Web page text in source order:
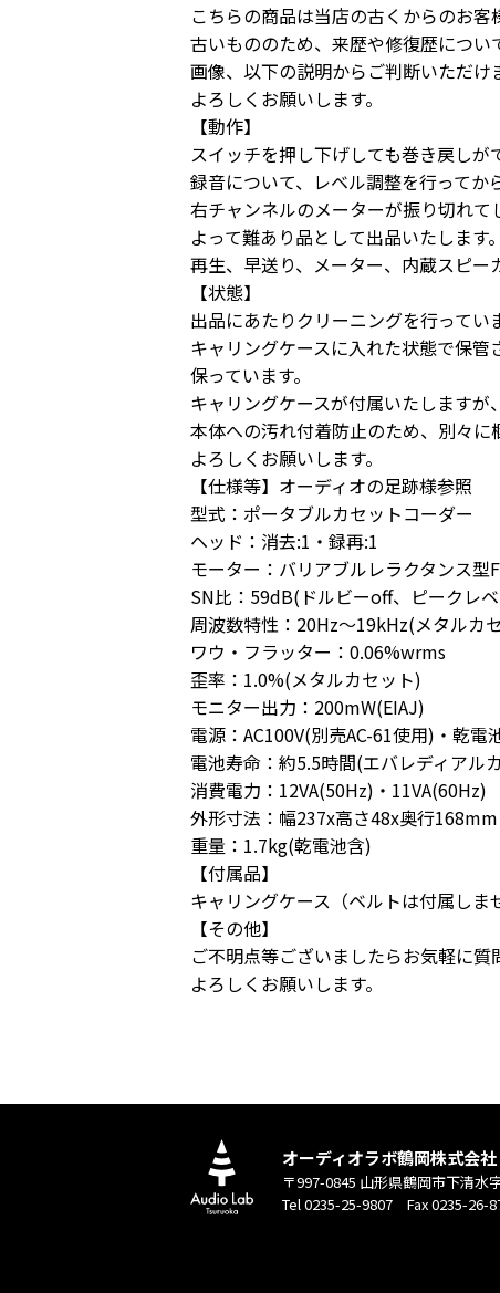
こちらの商品は当店の古くからのお客
古いもののため、来歴や修復歴につい
画像、以下の説明からご判断いただけ
よろしくお願いします。
【動作】
スイッチを押し下げしても巻き戻しが
録音について、レベル調整を行って
右チャンネルのメーターが振り切れて
よって難あり品として出品いたします。
再生、早送り、メーター、内蔵スピー
【状態】
出品にあたりクリーニングを行ってい
キャリングケースに入れた状態で保
保っています。
キャリングケースが付属いたしますが
本体への汚れ付着防止のため、別々に
よろしくお願いします。
【仕様等】オーディオの足跡様参照
型式：ポータブルカセットコーダー
ヘッド：消去:1・録再:1
モーター：バリアブルレラクタンス
SN比：59dB(ドルビーoff、ピークレ
周波数特性：20Hz～19kHz(メタルカ
ワウ・フラッター：0.06%wrms
歪率：1.0%(メタルカセット)
モニター出力：200mW(EIAJ)
電源：AC100V(別売AC-61使用)・乾
電池寿命：約5.5時間(エバレディアル
消費電力：12VA(50Hz)・11VA(60Hz)
外形寸法：幅237x高さ48x奥行168mm
重量：1.7kg(乾電池含)
【付属品】
キャリングケース（ベルトは付属しま
【その他】
ご不明点等ございましたらお気軽に質
よろしくお願いします。
オーディオラボ鶴岡株式会社
〒997-0845 山形県鶴岡市下清水
Tel 0235-25-9807 Fax 0235-26-